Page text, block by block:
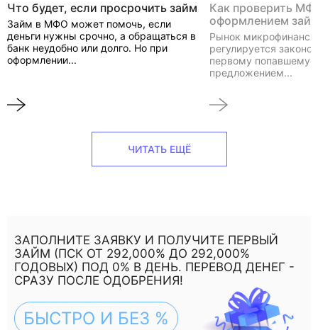
Что будет, если просрочить займ
Займ в МФО может помочь, если
деньги нужны срочно, а обращаться в
банк неудобно или долго. Но при
оформлении...
Как проверить
оформлением
Рынок
регулируется
первому
предложением...
ЧИТАТЬ ЕЩЁ
ЗАПОЛНИТЕ ЗАЯВКУ И ПОЛУЧИТЕ ПЕРВЫЙ
ЗАЙМ (ПСК ОТ 292,000% ДО 292,000%
ГОДОВЫХ) ПОД 0% В ДЕНЬ. ПЕРЕВОД ДЕНЕГ -
СРАЗУ ПОСЛЕ ОДОБРЕНИЯ!
БЫСТРО И БЕЗ %